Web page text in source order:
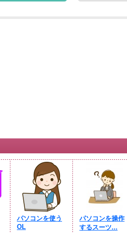
パソコンを使う
OL
パソコンを操作
するスーツ...